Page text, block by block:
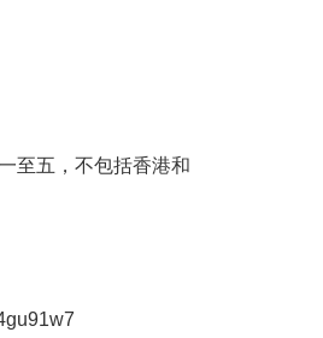
至五，不包括香港和